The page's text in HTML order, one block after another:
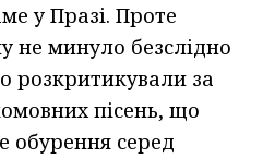
у Празі. Проте
не минуло безслідно
розкритикували за
пісень, що
обурення серед